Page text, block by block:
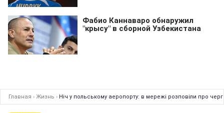
Главная › Жизнь › Ніч у польському аеропорту: в мережі розповіли про